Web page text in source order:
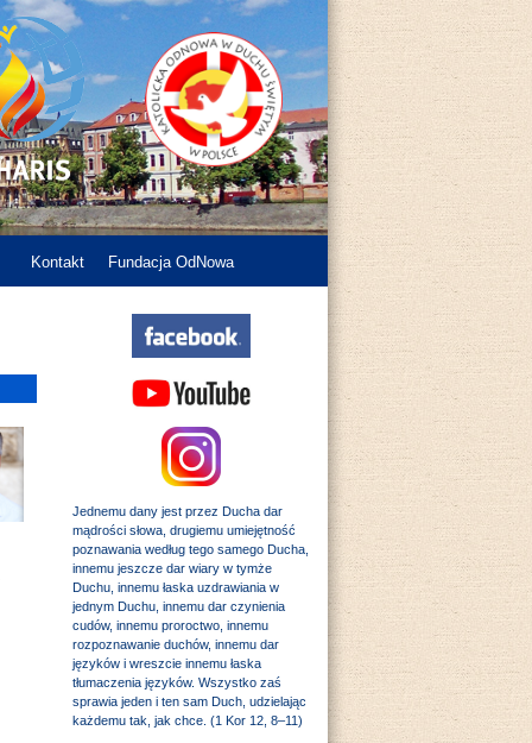
Kontakt Fundacja OdNowa
Jednemu dany jest przez Ducha dar
mądrości słowa, drugiemu umiejętność
poznawania według tego samego Ducha,
innemu jeszcze dar wiary w tymże
Duchu, innemu łaska uzdrawiania w
jednym Duchu, innemu dar czynienia
cudów, innemu proroctwo, innemu
rozpoznawanie duchów, innemu dar
języków i wreszcie innemu łaska
tłumaczenia języków. Wszystko zaś
sprawia jeden i ten sam Duch, udzielając
każdemu tak, jak chce. (1 Kor 12, 8–11)